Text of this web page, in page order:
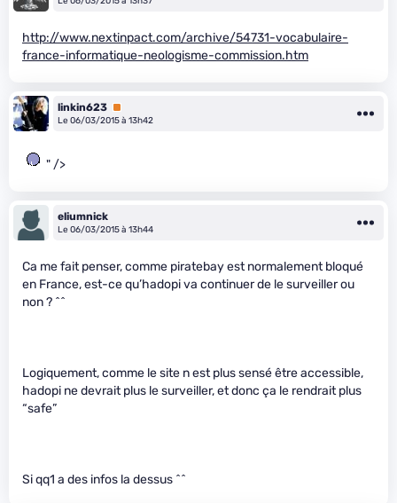
http://www.nextinpact.com/archive/54731-vocabulaire-
france-informatique-neologisme-commission.htm
linkin623 Premium
Le 06/03/2015 à 13h42
" />
eliumnick
Le 06/03/2015 à 13h44
Ca me fait penser, comme piratebay est normalement bloqué
en France, est-ce qu’hadopi va continuer de le surveiller ou
non ? ^^
Logiquement, comme le site n est plus sensé être accessible,
hadopi ne devrait plus le surveiller, et donc ça le rendrait plus
“safe”
Si qq1 a des infos la dessus ^^